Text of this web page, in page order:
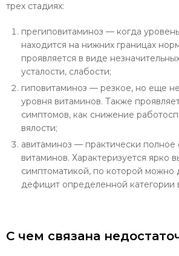
трех стадиях:
прегиповитаминоз — когда
находится на нижних границах
проявляется в виде
усталости, слабости;
гиповитаминоз — резкое, но еще
уровня витаминов. Также
симптомов, как снижение
вялости;
авитаминоз — практически полное
витаминов. Характеризуется ярко
симптоматикой, по которой можно
дефицит определенной категории
С чем связана